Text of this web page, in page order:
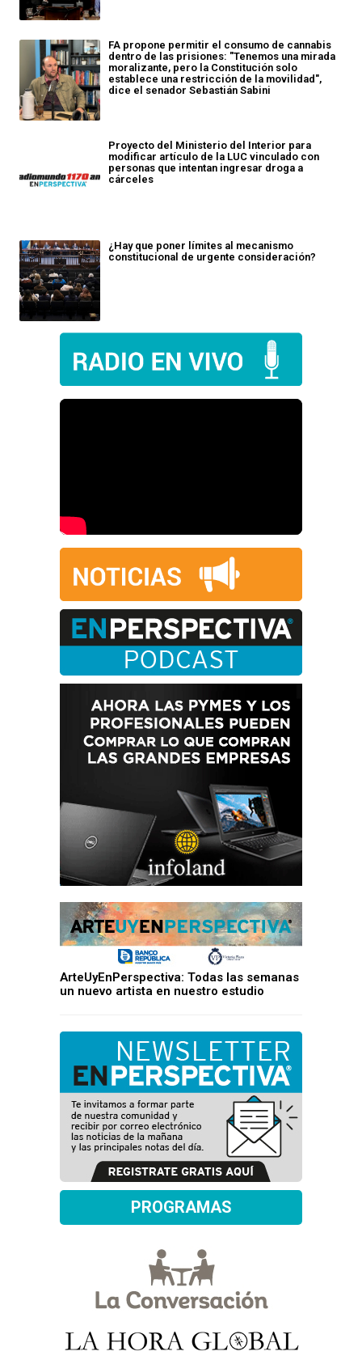
FA propone permitir el consumo de cannabis
dentro de las prisiones: "Tenemos una mirada
moralizante, pero la Constitución solo
establece una restricción de la movilidad",
dice el senador Sebastián Sabini
Proyecto del Ministerio del Interior para
modificar artículo de la LUC vinculado con
personas que intentan ingresar droga a
cárceles
¿Hay que poner límites al mecanismo
constitucional de urgente consideración?
ArteUyEnPerspectiva: Todas las semanas
un nuevo artista en nuestro estudio
PROGRAMAS